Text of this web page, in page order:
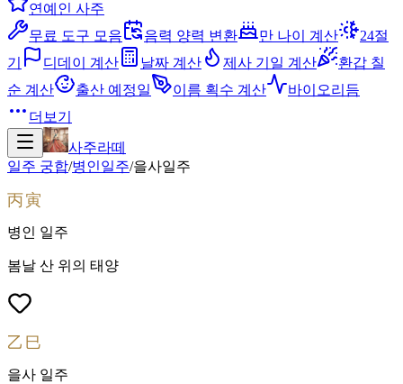
연예인 사주
무료 도구 모음
음력 양력 변환 만 나이 계산
24절
기
디데이 계산 날짜 계산 제사 기일 계산
환갑 칠
순 계산
출산 예정일 이름 획수 계산
바이오리듬
더보기
사주라떼
일주 궁합/병인일주/을사일주
丙寅
병인 일주
봄날 산 위의 태양
乙巳
을사 일주